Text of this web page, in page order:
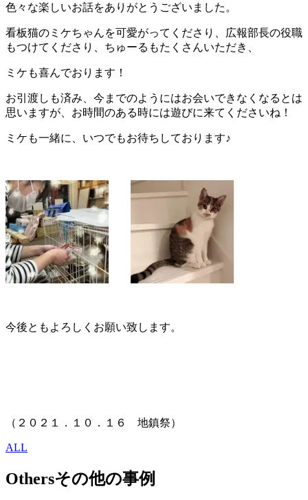
色々な楽しいお話をありがとうございました。
看板猫のミケちゃんを可愛がってくださり、広報部長の役職
もつけてくださり、ちゅーるもたくさんいただき、
ミケも喜んでおります！
お引渡しも済み、今までのようにはお会いできなくなるとは
思いますが、お時間のある時には遊びに来てくださいね！
ミケも一緒に、いつでもお待ちしております♪
今後ともよろしくお願い致します。
（２０２１．１０．１６ 地鎮祭）
ALL
Othersその他の事例